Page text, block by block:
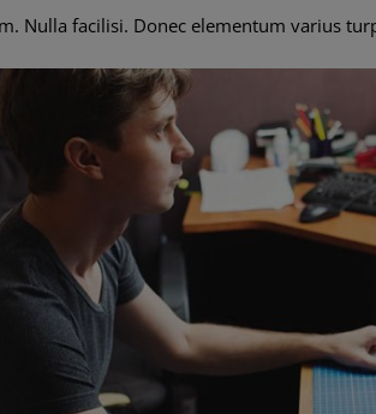
Nulla facilisi. Donec elementum varius